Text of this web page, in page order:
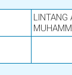
LINTANG